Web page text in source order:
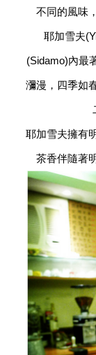
不同的風味
耶加雪夫
(Sidamo)內最
瀰漫，四季如
耶加雪夫擁有
茶香伴隨著